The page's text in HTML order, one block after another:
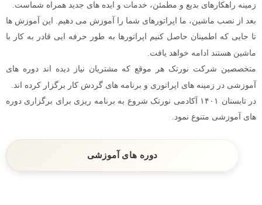
زمینه راهکارهای بدیع و مطمئن، خدمات و ایده های جدید همراه شماست.
بعد از نصب ماشین، ما اپراتورهای شما را آموزش می دهیم. این آموزش ها
تا جایی که اطمینان حاصل کنیم اپراتورها به طور حرفه ایی قادر به کار با
ماشین هستند ادامه خواهد یافت.
متخصصین شرکت نورتک هر موقع که مشتریان نیاز دیده اند دوره های
آموزشی در زمینه های اپراتوری و برنامه های گردش کار برگزار کرده اند.
در تابستان ۱۴۰۱ آکادمی نورتک شروع به برنامه ریزی برای برگزاری دوره
های آموزشی متنوع نمود.
دوره های آموزشی